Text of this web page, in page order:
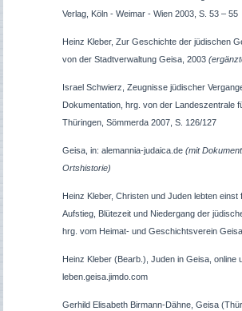
Verlag, Köln - Weimar - Wien 2003, S. 53 – 55
Heinz Kleber, Zur Geschichte der jüdischen
von der Stadtverwaltung Geisa, 2003
Israel Schwierz, Zeugnisse jüdischer
Dokumentation, hrg. von der Landeszentrale
Thüringen, Sömmerda 2007, S. 126/127
Geisa, in: alemannia-judaica.de (mit
Ortshistorie)
Heinz Kleber, Christen und Juden lebten einst
Aufstieg, Blütezeit und Niedergang der
hrg. vom Heimat- und Geschichtsverein
Heinz Kleber (Bearb.), Juden in Geisa, online
leben.geisa.jimdo.com
Gerhild Elisabeth Birmann-Dähne, Geisa(